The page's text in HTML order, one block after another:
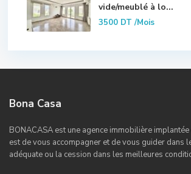
vide/meublé à lo...
3500 DT/Mois
Bona Casa
BONACASA est une agence immobilière
est de vous accompagner et de vous guider dans
adéquate ou la cession dans les meilleures